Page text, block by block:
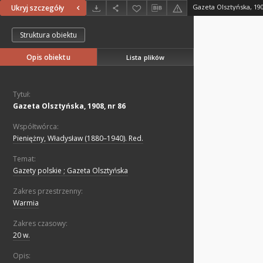
Ukryj szczegóły Gazeta Olsztyńska,
Struktura obiektu
Opis obiektu Lista plików
Tytuł:
Gazeta Olsztyńska, 1908, nr 86
Współtwórca:
Pieniężny, Władysław (1880–1940). Red.
Temat:
Gazety polskie ; Gazeta Olsztyńska
Zakres przestrzenny:
Warmia
Zakres czasowy:
20 w.
Opis: